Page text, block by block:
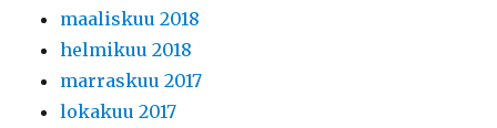
maaliskuu 2018
helmikuu 2018
marraskuu 2017
lokakuu 2017